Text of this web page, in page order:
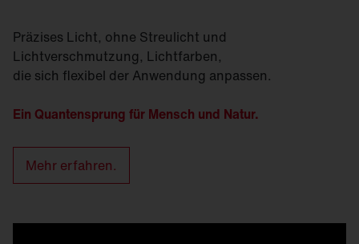
Präzises Licht, ohne Streulicht und
Lichtverschmutzung, Lichtfarben,
die sich flexibel der Anwendung anpassen.
Ein Quantensprung für Mensch und Natur.
Mehr erfahren.